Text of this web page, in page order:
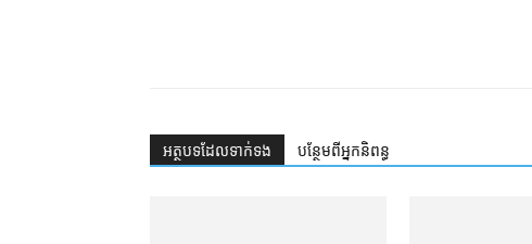
អត្ថបទ​ដែល​ទាក់ទង បន្ថែម​ពី​អ្នកនិពន្ធ